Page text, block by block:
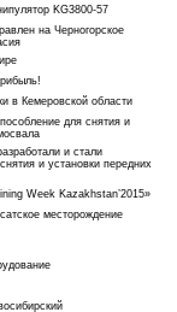
KG3800-57
на Черногорское
в Кемеровской области
для снятия и
и стали
и установки передних
Week Kazakhstan’2015»
месторождение